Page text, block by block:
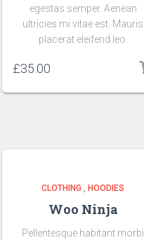
egestas semper. Aenean
ultricies mi vitae est. Mauris
placerat eleifend leo.
£35.00
CLOTHING , HOODIES
Woo Ninja
Pellentesque habitant morbi